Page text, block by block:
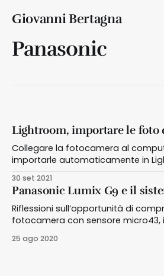
Giovanni Bertagna
Panasonic
Lightroom, importare le foto
Collegare la fotocamera al
importarle automaticamente in
30 set 2021
Panasonic Lumix G9 e il
Riflessioni sull’opportunità di
fotocamera con sensore micro43,
ne farò della stessa
25 ago 2020